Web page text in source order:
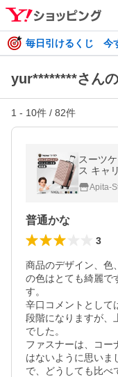
毎日引けるくじ 今
yur********さん
1 - 10件 / 82件
スーツ
ス キャ
ク 小型
ックApita-
普通かな
3
商品のデザイン、色
の色はとても綺麗で
す。
辛口コメントとして
段階になりますが、
でした。
ファスナーは、コー
はないように思いま
で、どうしても比べ